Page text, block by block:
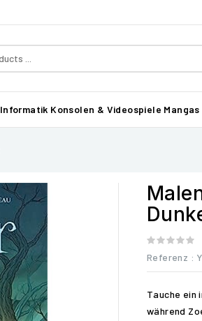
Informatik Konsolen & Videospiele Mangas
Referenz :
Tauche ein
während